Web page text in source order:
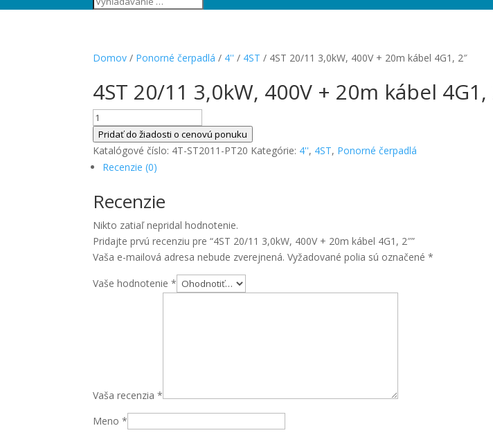
Domov / Ponorné čerpadlá / 4'' / 4ST / 4ST 20/11 3,0kW, 400V + 20m kábel 4G1, 2″
4ST 20/11 3,0kW, 400V + 20m kábel 4G1,
množstvo
4ST
20/11
3,0kW,
+
20m
kábel
4G1,
2"
Pridať do žiadosti o cenovú ponuku
Katalógové číslo: 4T-ST2011-PT20 Kategórie: 4'', 4ST, Ponorné čerpadlá
Recenzie (0)
Recenzie
Nikto zatiaľ nepridal hodnotenie.
Pridajte prvú recenziu pre “4ST 20/11 3,0kW, 400V + 20m kábel 4G1, 2″”
Vaša e-mailová adresa nebude zverejnená. Vyžadované polia sú označené*
Vaše hodnotenie*
Vaša recenzia*
Meno*